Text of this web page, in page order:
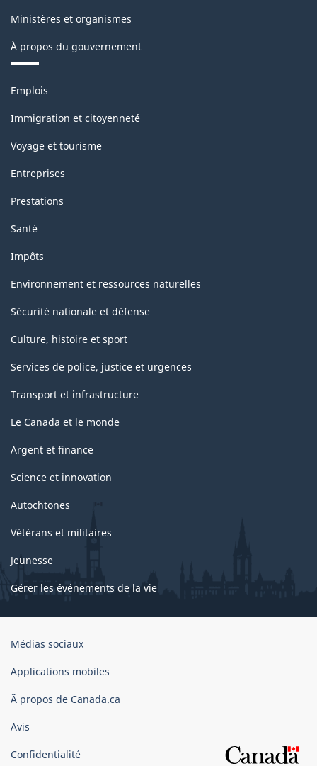
Ministères et organismes
À propos du gouvernement
Thèmes
sujets
Emplois
Immigration et citoyenneté
Voyage et tourisme
Entreprises
Prestations
Santé
Impôts
Environnement et ressources naturelles
Sécurité nationale et défense
Culture, histoire et sport
Services de police, justice et urgences
Transport et infrastructure
Le Canada et le monde
Argent et finance
Science et innovation
Autochtones
Vétérans et militaires
Jeunesse
Gérer les événements de la vie
Organisation
gouvernement
Canada
Médias sociaux
Applications mobiles
Ã propos de Canada.ca
Avis
Confidentialité